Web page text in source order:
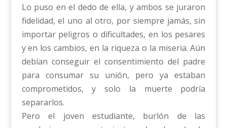
Lo puso en el dedo de ella, y ambos se juraron
fidelidad, el uno al otro, por siempre jamás, sin
importar peligros o dificultades, en los pesares
y en los cambios, en la riqueza o la miseria. Aún
debían conseguir el consentimiento del padre
para consumar su unión, pero ya estaban
comprometidos, y solo la muerte podría
separarlos.
Pero el joven estudiante, burlón de las